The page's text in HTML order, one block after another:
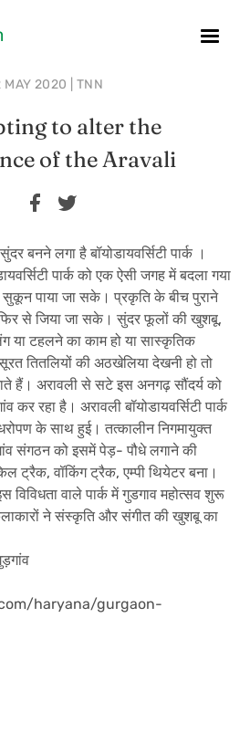
MAY 2020 | TNN
to alter the
of the Aravali
बनने लगा है बॉयोडायवर्सिटी पार्क ।
पार्क को एक ऐसी जगह में बदला गया
सुकून पाया जा सके। प्रकृति के बीच पुराने
से जिया जा सके। सुंदर फूलों की खुशबू,
या टहलने का काम हो या सास्कृतिक
तितलियों की अठखेलिया देखनी हो तो
जाते हैं। अरावली से सटे इस अनगढ़ सौंदर्य को
रहा है। अरावली बॉयोडायवर्सिटी पार्क
के साथ हुई। तत्कालीन निगमायुक्त
संगठन को इसमें पेड़- पौधे लगाने की
ट्रैक, वॉकिंग ट्रैक, एम्पी थियेटर बना।
विविधता वाले पार्क में गुडगाव महोत्सव शुरू
ने संस्कृति और संगीत की खुशबू का
haryana/gurgaon-